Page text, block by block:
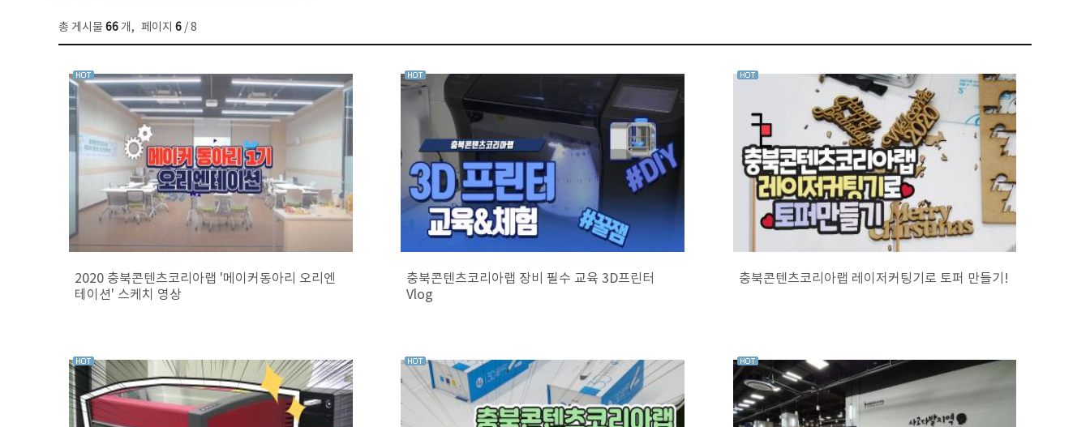
총 게시물 66 개, 페이지 6 / 8
2020 충북콘텐츠코리아랩 '메이커동아리 오리엔
테이션' 스케치 영상
충북콘텐츠코리아랩 장비 필수 교육 3D프린터
Vlog
충북콘텐츠코리아랩 레이저커팅기로 토퍼 만들기!